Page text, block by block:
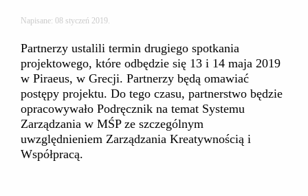
Napisane: 08 styczeń 2019.
Partnerzy ustalili termin drugiego spotkania
projektowego, które odbędzie się 13 i 14 maja 2019
w Piraeus, w Grecji. Partnerzy będą omawiać
postępy projektu. Do tego czasu, partnerstwo będzie
opracowywało Podręcznik na temat Systemu
Zarządzania w MŚP ze szczególnym
uwzględnieniem Zarządzania Kreatywnością i
Współpracą.